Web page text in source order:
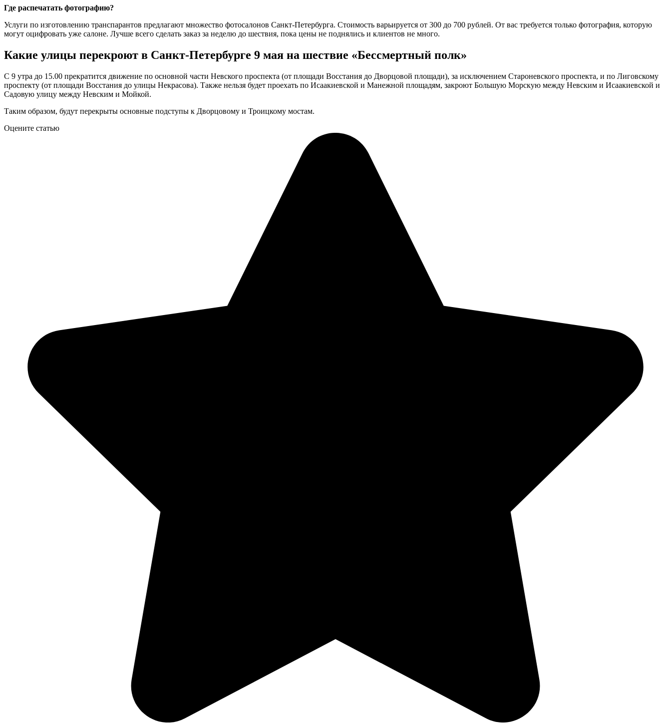
Где распечатать фотографию?
Услуги по изготовлению транспарантов предлагают множество фотосалонов Санкт-Петербурга. Стоимость варьируется от 300 до 700 рублей. От вас требуется только фотография, которую
могут оцифровать уже салоне. Лучше всего сделать заказ за неделю до шествия, пока цены не поднялись и клиентов не много.
Какие улицы перекроют в Санкт-Петербурге 9 мая на шествие «Бессмертный полк»
С 9 утра до 15.00 прекратится движение по основной части Невского проспекта (от площади Восстания до Дворцовой площади), за исключением Староневского проспекта, и по Лиговскому
проспекту (от площади Восстания до улицы Некрасова). Также нельзя будет проехать по Исаакиевской и Манежной площадям, закроют Большую Морскую между Невским и Исаакиевской и
Садовую улицу между Невским и Мойкой.
Таким образом, будут перекрыты основные подступы к Дворцовому и Троицкому мостам.
Оцените статью